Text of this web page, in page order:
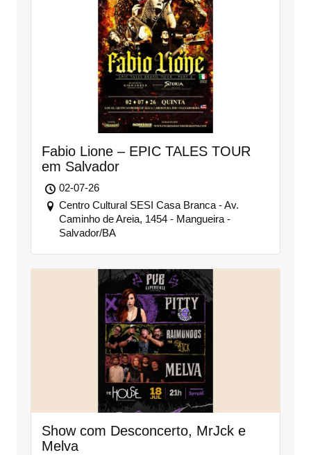
Fabio Lione – EPIC TALES TOUR
em Salvador
02-07-26
Centro Cultural SESI Casa Branca - Av.
Caminho de Areia, 1454 - Mangueira -
Salvador/BA
Show com Desconcerto, MrJck e
Melva